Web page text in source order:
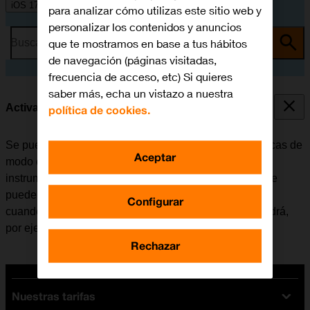
iOS 17
Busca por problema o tema
Activar o desactivar el modo de avión
Se pueden interrumpir todas las conexiones inalámbricas de
modo que el móvil no interfiere, por ejemplo, con los
instrumentos de un avión o el equipo de un hospital. Se
pueden seguir utilizando algunas funciones del móvil
cuando el modo de avión está activado, pero no se podrá,
por ejemplo, enviar mensajes ni realizar llamadas.
Nuestras tarifas
para analizar cómo utilizas este sitio web y
personalizar los contenidos y anuncios
que te mostramos en base a tus hábitos
de navegación (páginas visitadas,
frecuencia de acceso, etc) Si quieres
saber más, echa un vistazo a nuestra
política de cookies.
Configurar
Rechazar
Aceptar